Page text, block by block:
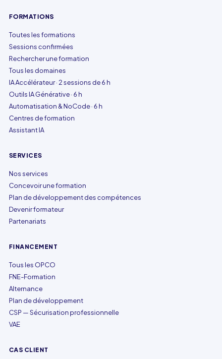
FORMATIONS
Toutes les formations
Sessions confirmées
Rechercher une formation
Tous les domaines
IA Accélérateur · 2 sessions de 6 h
Outils IA Générative · 6 h
Automatisation & NoCode · 6 h
Centres de formation
Assistant IA
SERVICES
Nos services
Concevoir une formation
Plan de développement des compétences
Devenir formateur
Partenariats
FINANCEMENT
Tous les OPCO
FNE-Formation
Alternance
Plan de développement
CSP — Sécurisation professionnelle
VAE
CAS CLIENT